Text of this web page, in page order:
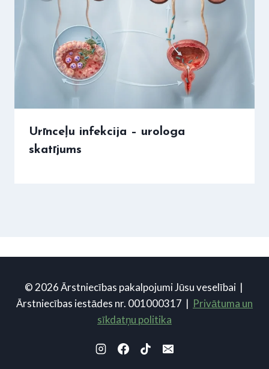
Urīnceļu infekcija – urologa
skatījums
© 2026 Ārstniecības pakalpojumi Jūsu veselībai |
Ārstniecības iestādes nr. 001000317 | Privātuma un
sīkdatņu politika